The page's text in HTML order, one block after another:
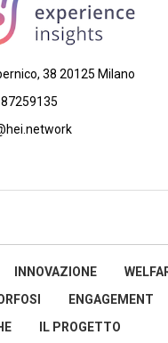
38 20125 Milano
INNOVAZIONE
ENGAGEMENT
IL PROGETTO